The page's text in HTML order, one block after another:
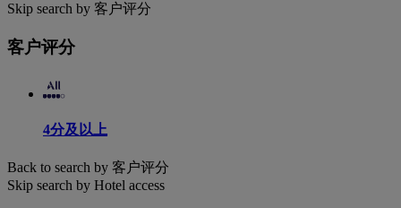
Skip search by 客户评分
客户评分
4分及以上
Back to search by 客户评分
Skip search by Hotel access